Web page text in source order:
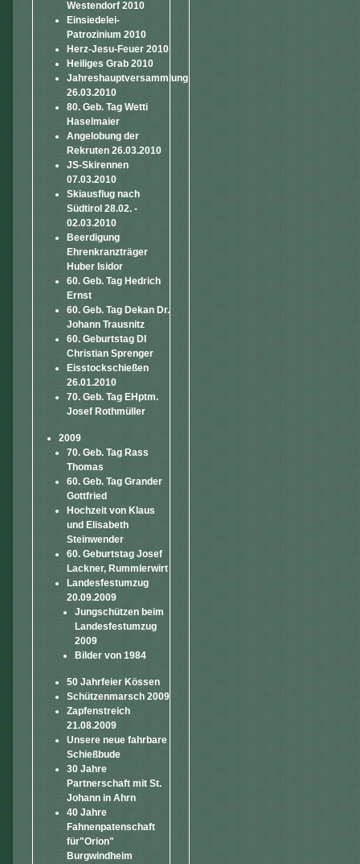
Westendorf 2010
Einsiedelei-
Patrozinium 2010
Herz-Jesu-Feuer 2010
Heiliges Grab 2010
Jahreshauptversammlung
26.03.2010
80. Geb. Tag Wetti
Haselmaier
Angelobung der
Rekruten 26.03.2010
JS-Skirennen
07.03.2010
Skiausflug nach
Südtirol 28.02. -
02.03.2010
Beerdigung
Ehrenkranzträger
Huber Isidor
60. Geb. Tag Hedrich
Ernst
60. Geb. Tag Dekan Dr.
Johann Trausnitz
60. Geburtstag DI
Christian Sprenger
Eisstockschießen
26.01.2010
70. Geb. Tag EHptm.
Josef Rothmüller
2009
70. Geb. Tag Rass
Thomas
60. Geb. Tag Grander
Gottfried
Hochzeit von Klaus
und Elisabeth
Steinwender
60. Geburtstag Josef
Lackner, Rummlerwirt
Landesfestumzug
20.09.2009
Jungschützen beim
Landesfestumzug
2009
Bilder von 1984
50 Jahrfeier Kössen
Schützenmarsch 2009
Zapfenstreich
21.08.2009
Unsere neue fahrbare
Schießbude
30 Jahre
Partnerschaft mit St.
Johann in Ahrn
40 Jahre
Fahnenpatenschaft
für"Orion"
Burgwindheim